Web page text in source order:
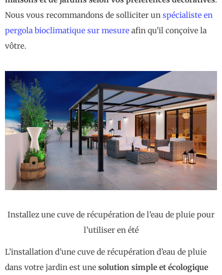
Nous vous recommandons de solliciter un spécialiste en
pergola bioclimatique sur mesure afin qu’il conçoive la
vôtre.
Installez une cuve de récupération de l’eau de pluie pour
l’utiliser en été
L’installation d’une cuve de récupération d’eau de pluie
dans votre jardin est une solution simple et écologique